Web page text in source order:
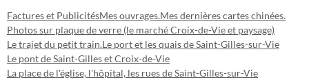
Factures et PublicitésMes ouvrages.Mes dernières cartes chinées.
Photos sur plaque de verre (le marché Croix-de-Vie et paysage)
Le trajet du petit train.Le port et les quais de Saint-Gilles-sur-Vie
Le pont de Saint-Gilles et Croix-de-Vie
La place de l'église, l'hôpital, les rues de Saint-Gilles-sur-Vie